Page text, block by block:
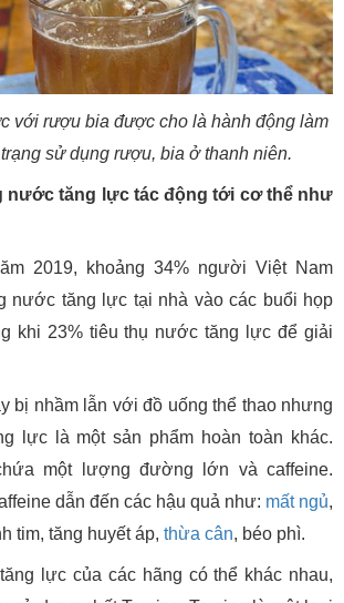
với rượu bia được cho là hành động làm
sử dụng rượu, bia ở thanh niên.
nước tăng lực tác động tới cơ thể như
2019, khoảng 34% người Việt Nam
nước tăng lực tại nhà vào các buổi họp
khi 23% tiêu thụ nước tăng lực để giải
bị nhầm lẫn với đồ uống thể thao nhưng
lực là một sản phẩm hoàn toàn khác.
một lượng đường lớn và caffeine.
dẫn đến các hậu quả như: mất ngủ,
tim, tăng huyết áp, thừa cân, béo phì.
lực của các hãng có thể khác nhau,